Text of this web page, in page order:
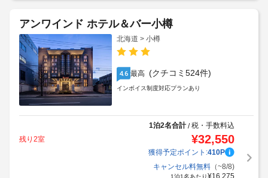
アンワインド ホテル＆バー小樽
北海道 > 小樽
4.6 最高 (クチコミ524件)
インボイス制度対応プランあり
1泊2名合計/税・手数料込
残り2室
¥32,550
獲得予定ポイント:410P
キャンセル料無料（~8/8)
1泊1名あたり¥16,275